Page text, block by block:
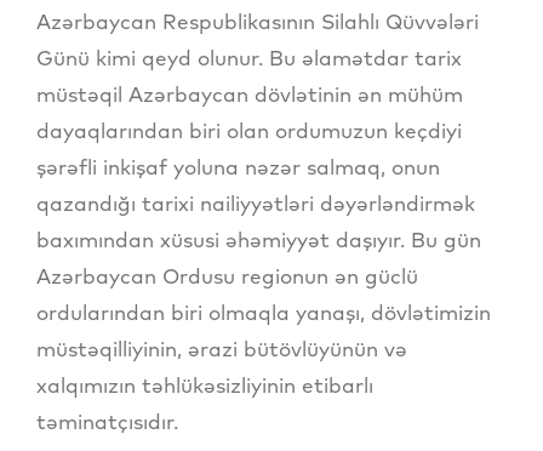
Azərbaycan Respublikasının Silahlı Qüvvələri
Günü kimi qeyd olunur. Bu əlamətdar tarix
müstəqil Azərbaycan dövlətinin ən mühüm
dayaqlarından biri olan ordumuzun keçdiyi
şərəfli inkişaf yoluna nəzər salmaq, onun
qazandığı tarixi nailiyyətləri dəyərləndirmək
baxımından xüsusi əhəmiyyət daşıyır. Bu gün
Azərbaycan Ordusu regionun ən güclü
ordularından biri olmaqla yanaşı, dövlətimizin
müstəqilliyinin, ərazi bütövlüyünün və
xalqımızın təhlükəsizliyinin etibarlı
təminatçısıdır.